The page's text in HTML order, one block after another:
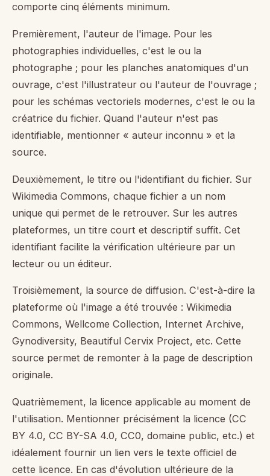
comporte cinq éléments minimum.
Premièrement, l'auteur de l'image. Pour les
photographies individuelles, c'est le ou la
photographe ; pour les planches anatomiques d'un
ouvrage, c'est l'illustrateur ou l'auteur de l'ouvrage ;
pour les schémas vectoriels modernes, c'est le ou la
créatrice du fichier. Quand l'auteur n'est pas
identifiable, mentionner « auteur inconnu » et la
source.
Deuxièmement, le titre ou l'identifiant du fichier. Sur
Wikimedia Commons, chaque fichier a un nom
unique qui permet de le retrouver. Sur les autres
plateformes, un titre court et descriptif suffit. Cet
identifiant facilite la vérification ultérieure par un
lecteur ou un éditeur.
Troisièmement, la source de diffusion. C'est-à-dire la
plateforme où l'image a été trouvée : Wikimedia
Commons, Wellcome Collection, Internet Archive,
Gynodiversity, Beautiful Cervix Project, etc. Cette
source permet de remonter à la page de description
originale.
Quatrièmement, la licence applicable au moment de
l'utilisation. Mentionner précisément la licence (CC
BY 4.0, CC BY-SA 4.0, CC0, domaine public, etc.) et
idéalement fournir un lien vers le texte officiel de
cette licence. En cas d'évolution ultérieure de la